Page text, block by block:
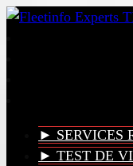
► SERVICES
► TEST DE